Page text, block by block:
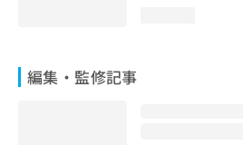
編集・監修記事